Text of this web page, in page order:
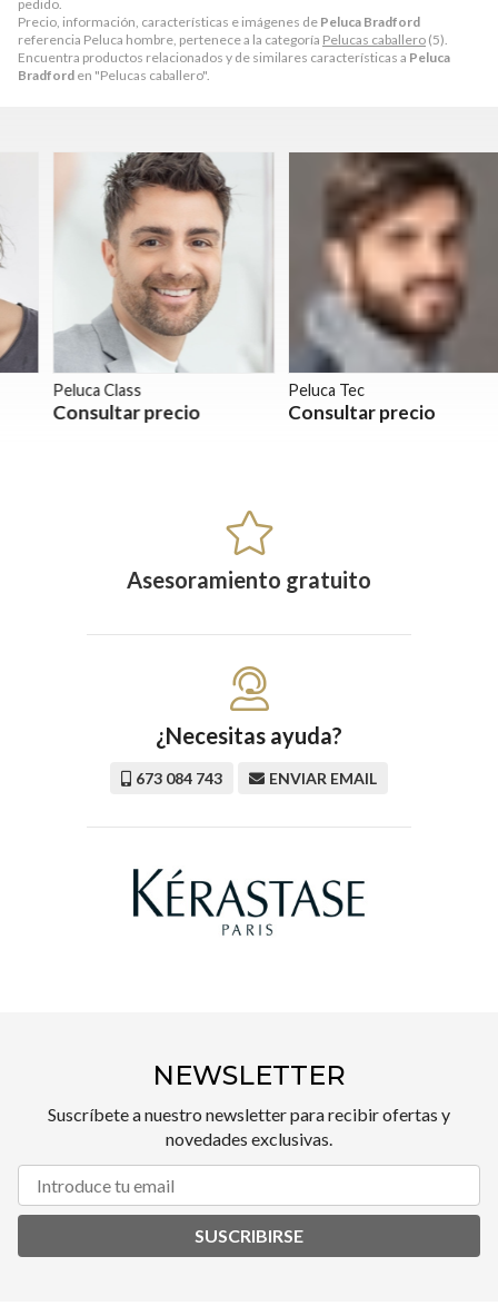
pedido.
Precio, información, características e imágenes de Peluca Bradford
referencia Peluca hombre, pertenece a la categoría Pelucas caballero (5).
Encuentra productos relacionados y de similares características a Peluca
Bradford en "Pelucas caballero".
Peluca Class
Consultar precio
Peluca Tec
Consultar precio
Asesoramiento gratuito
¿Necesitas ayuda?
673 084 743 ENVIAR EMAIL
NEWSLETTER
Suscríbete a nuestro newsletter para recibir ofertas y
novedades exclusivas.
SUSCRIBIRSE